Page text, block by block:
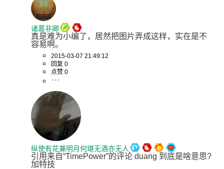
诸葛非卿
真是难为小编了，居然把图片弄成这样，实在是不
容易啊。
2015-03-07 21:49:12
回复 0
点赞 0
纵使有花兼明月何堪无酒亦无人
引用来自“TimePower”的评论 duang 到底是啥意思?
加特技